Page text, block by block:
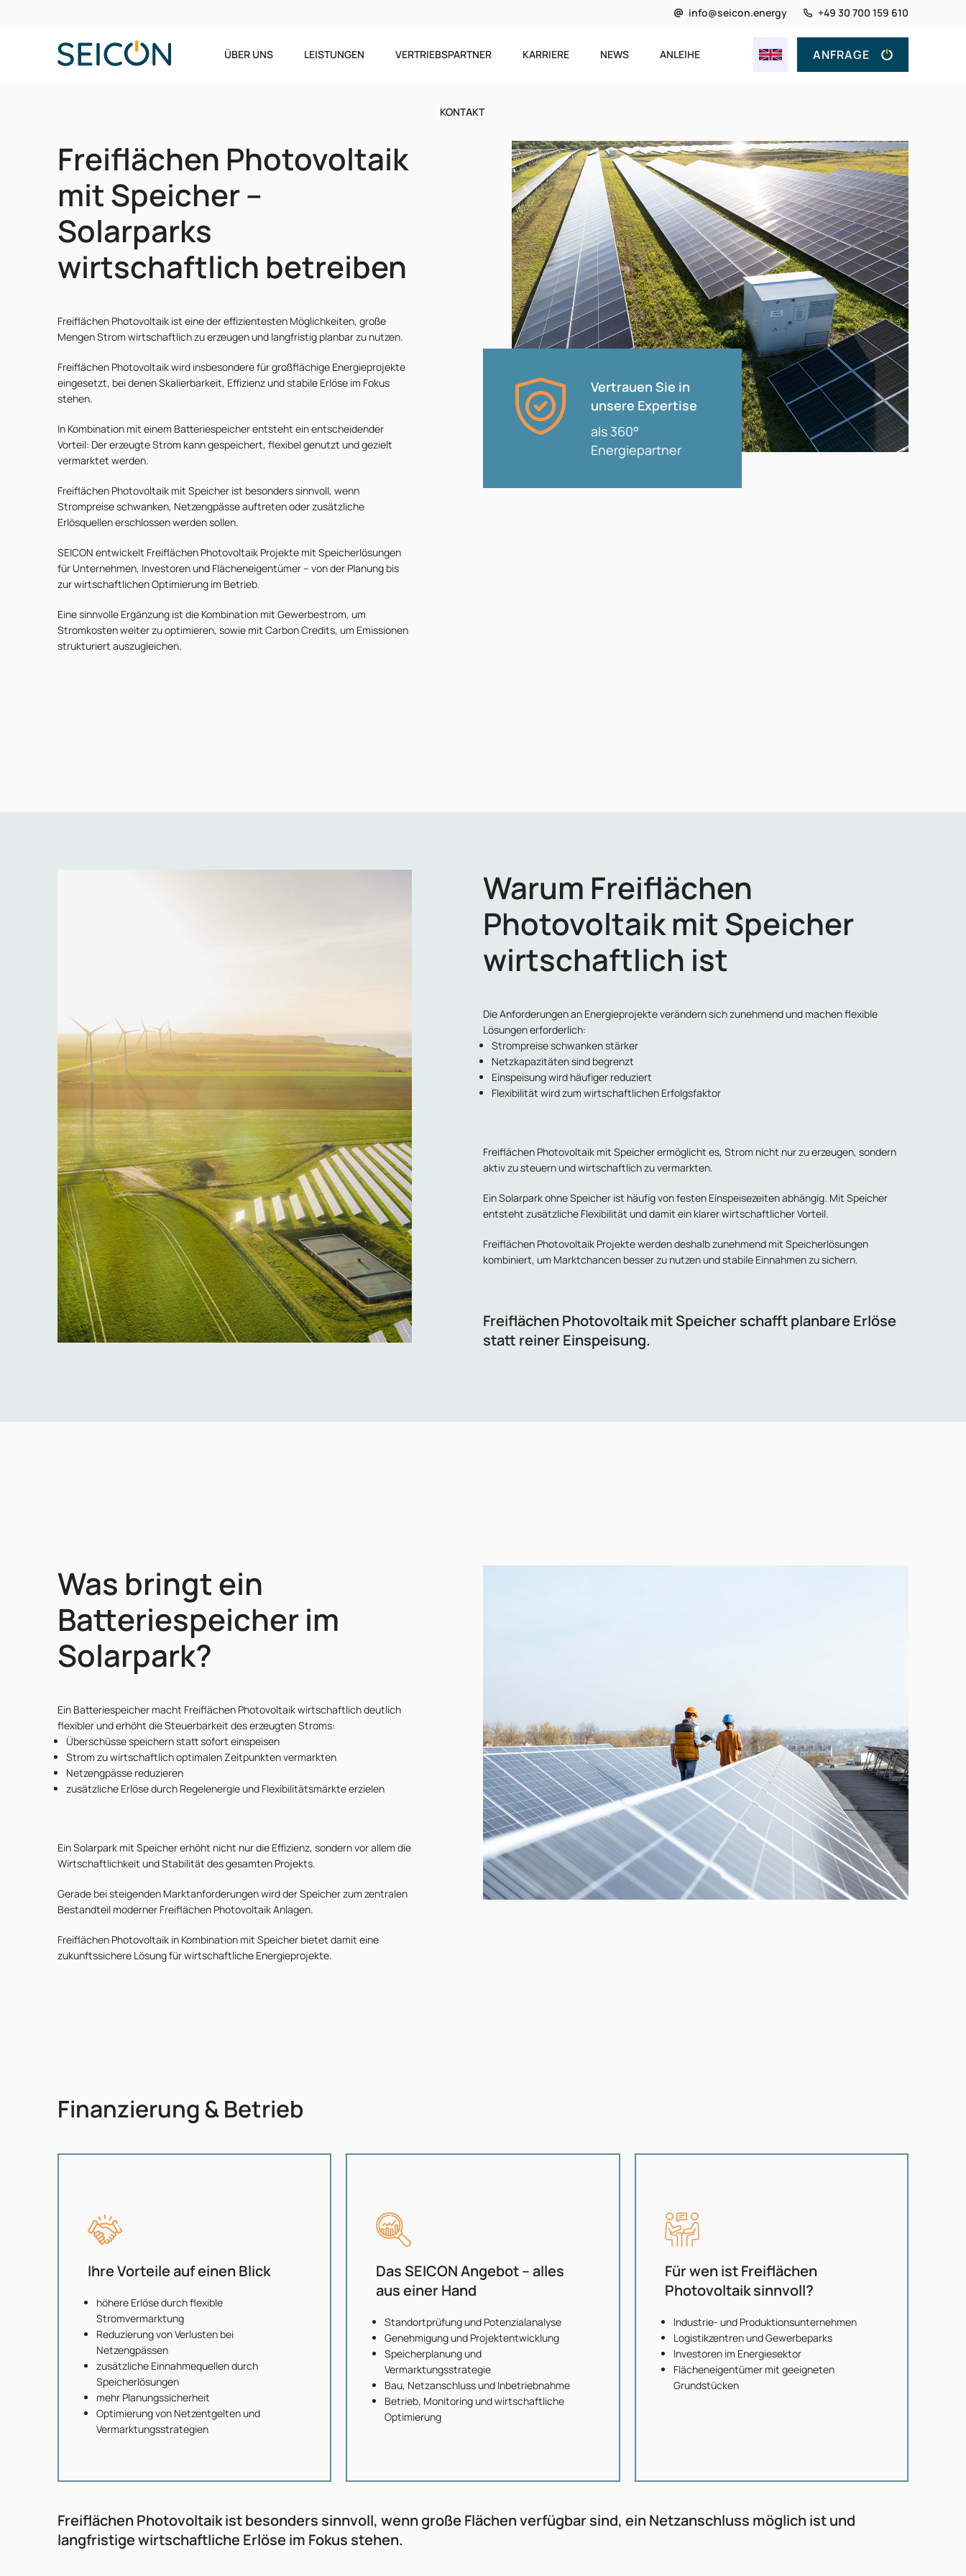
info@seicon.energy +49 30 700 159 610
ÜBER UNS LEISTUNGEN VERTRIEBSPARTNER KARRIERE NEWS ANLEIHE
KONTAKT
ANFRAGE
Freiflächen Photovoltaik
mit Speicher –
Solarparks
wirtschaftlich betreiben
Freiflächen Photovoltaik ist eine der effizientesten Möglichkeiten, große
Mengen Strom wirtschaftlich zu erzeugen und langfristig planbar zu nutzen.
Freiflächen Photovoltaik wird insbesondere für großflächige Energieprojekte
eingesetzt, bei denen Skalierbarkeit, Effizienz und stabile Erlöse im Fokus
stehen.
In Kombination mit einem Batteriespeicher entsteht ein entscheidender
Vorteil: Der erzeugte Strom kann gespeichert, flexibel genutzt und gezielt
vermarktet werden.
Freiflächen Photovoltaik mit Speicher ist besonders sinnvoll, wenn
Strompreise schwanken, Netzengpässe auftreten oder zusätzliche
Erlösquellen erschlossen werden sollen.
SEICON entwickelt Freiflächen Photovoltaik Projekte mit Speicherlösungen
für Unternehmen, Investoren und Flächeneigentümer – von der Planung bis
zur wirtschaftlichen Optimierung im Betrieb.
Eine sinnvolle Ergänzung ist die Kombination mit Gewerbestrom, um
Stromkosten weiter zu optimieren, sowie mit Carbon Credits, um Emissionen
strukturiert auszugleichen.
Vertrauen Sie in
unsere Expertise
als 360°
Energiepartner
Warum Freiflächen
Photovoltaik mit Speicher
wirtschaftlich ist
Die Anforderungen an Energieprojekte verändern sich zunehmend und machen flexible
Lösungen erforderlich:
Strompreise schwanken stärker
Netzkapazitäten sind begrenzt
Einspeisung wird häufiger reduziert
Flexibilität wird zum wirtschaftlichen Erfolgsfaktor
Freiflächen Photovoltaik mit Speicher ermöglicht es, Strom nicht nur zu erzeugen, sondern
aktiv zu steuern und wirtschaftlich zu vermarkten.
Ein Solarpark ohne Speicher ist häufig von festen Einspeisezeiten abhängig. Mit Speicher
entsteht zusätzliche Flexibilität und damit ein klarer wirtschaftlicher Vorteil.
Freiflächen Photovoltaik Projekte werden deshalb zunehmend mit Speicherlösungen
kombiniert, um Marktchancen besser zu nutzen und stabile Einnahmen zu sichern.
Freiflächen Photovoltaik mit Speicher schafft planbare Erlöse
statt reiner Einspeisung.
Was bringt ein
Batteriespeicher im
Solarpark?
Ein Batteriespeicher macht Freiflächen Photovoltaik wirtschaftlich deutlich
flexibler und erhöht die Steuerbarkeit des erzeugten Stroms:
Überschüsse speichern statt sofort einspeisen
Strom zu wirtschaftlich optimalen Zeitpunkten vermarkten
Netzengpässe reduzieren
zusätzliche Erlöse durch Regelenergie und Flexibilitätsmärkte erzielen
Ein Solarpark mit Speicher erhöht nicht nur die Effizienz, sondern vor allem die
Wirtschaftlichkeit und Stabilität des gesamten Projekts.
Gerade bei steigenden Marktanforderungen wird der Speicher zum zentralen
Bestandteil moderner Freiflächen Photovoltaik Anlagen.
Freiflächen Photovoltaik in Kombination mit Speicher bietet damit eine
zukunftssichere Lösung für wirtschaftliche Energieprojekte.
Finanzierung & Betrieb
Ihre Vorteile auf einen Blick
höhere Erlöse durch flexible
Stromvermarktung
Reduzierung von Verlusten bei
Netzengpässen
zusätzliche Einnahmequellen durch
Speicherlösungen
mehr Planungssicherheit
Optimierung von Netzentgelten und
Vermarktungsstrategien
Das SEICON Angebot – alles
aus einer Hand
Standortprüfung und Potenzialanalyse
Genehmigung und Projektentwicklung
Speicherplanung und
Vermarktungsstrategie
Bau, Netzanschluss und Inbetriebnahme
Betrieb, Monitoring und wirtschaftliche
Optimierung
Für wen ist Freiflächen
Photovoltaik sinnvoll?
Industrie- und Produktionsunternehmen
Logistikzentren und Gewerbeparks
Investoren im Energiesektor
Flächeneigentümer mit geeigneten
Grundstücken
Freiflächen Photovoltaik ist besonders sinnvoll, wenn große Flächen verfügbar sind, ein Netzanschluss möglich ist und
langfristige wirtschaftliche Erlöse im Fokus stehen.